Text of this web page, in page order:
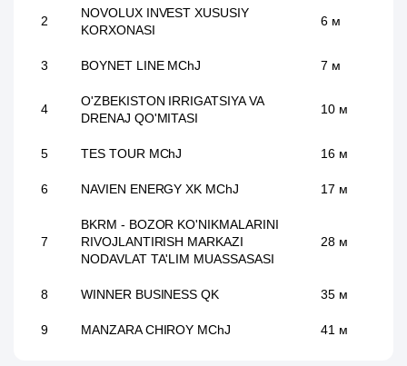
2
NOVOLUX INVEST XUSUSIY
KORXONASI
6 м
3 BOYNET LINE MChJ 7 м
4
O'ZBEKISTON IRRIGATSIYA VA
DRENAJ QO'MITASI
10 м
5 TES TOUR MChJ 16 м
6 NAVIEN ENERGY XK MChJ 17 м
7
BKRM - BOZOR KO'NIKMALARINI
RIVOJLANTIRISH MARKAZI
NODAVLAT TA'LIM MUASSASASI
28 м
8 WINNER BUSINESS QK 35 м
9 MANZARA CHIROY MChJ 41 м